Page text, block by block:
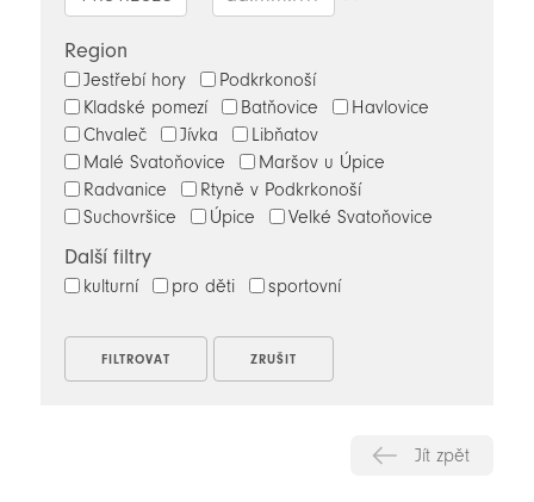
Region
Jestřebí hory
Podkrkonoší
Kladské pomezí
Batňovice
Havlovice
Chvaleč
Jívka
Libňatov
Malé Svatoňovice
Maršov u Úpice
Radvanice
Rtyně v Podkrkonoší
Suchovršice
Úpice Velké Svatoňovice
Další filtry
kulturní pro děti sportovní
Jít zpět